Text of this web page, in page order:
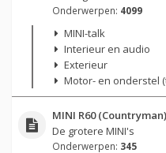
Onderwerpen: 4099
MINI-talk
Interieur en audio
Exterieur
Motor- en onderstel
MINI R60
De grotere MINI's
Onderwerpen: 345